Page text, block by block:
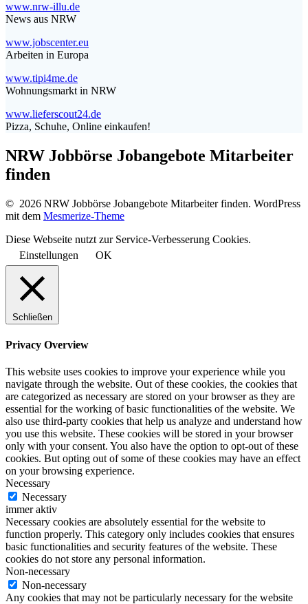
www.nrw-illu.de
News aus NRW
www.jobscenter.eu
Arbeiten in Europa
www.tipi4me.de
Wohnungsmarkt in NRW
www.lieferscout24.de
Pizza, Schuhe, Online einkaufen!
NRW Jobbörse Jobangebote Mitarbeiter
finden
© 2026 NRW Jobbörse Jobangebote Mitarbeiter finden. WordPress
mit dem Mesmerize-Theme
Diese Webseite nutzt zur Service-Verbesserung Cookies.
Einstellungen
OK
Schließen
Privacy Overview
This website uses cookies to improve your experience while you
navigate through the website. Out of these cookies, the cookies that
are categorized as necessary are stored on your browser as they are
essential for the working of basic functionalities of the website. We
also use third-party cookies that help us analyze and understand how
you use this website. These cookies will be stored in your browser
only with your consent. You also have the option to opt-out of these
cookies. But opting out of some of these cookies may have an effect
on your browsing experience.
Necessary
Necessary
immer aktiv
Necessary cookies are absolutely essential for the website to
function properly. This category only includes cookies that ensures
basic functionalities and security features of the website. These
cookies do not store any personal information.
Non-necessary
Non-necessary
Any cookies that may not be particularly necessary for the website